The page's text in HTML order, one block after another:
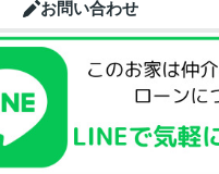
お問い合わせ